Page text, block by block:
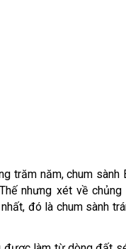
trăm năm, chum sành
nhưng xét về
đó là chum sành